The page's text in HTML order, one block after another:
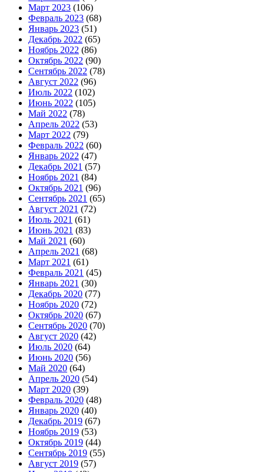
Март 2023 (106)
Февраль 2023 (68)
Январь 2023 (51)
Декабрь 2022 (65)
Ноябрь 2022 (86)
Октябрь 2022 (90)
Сентябрь 2022 (78)
Август 2022 (96)
Июль 2022 (102)
Июнь 2022 (105)
Май 2022 (78)
Апрель 2022 (53)
Март 2022 (79)
Февраль 2022 (60)
Январь 2022 (47)
Декабрь 2021 (57)
Ноябрь 2021 (84)
Октябрь 2021 (96)
Сентябрь 2021 (65)
Август 2021 (72)
Июль 2021 (61)
Июнь 2021 (83)
Май 2021 (60)
Апрель 2021 (68)
Март 2021 (61)
Февраль 2021 (45)
Январь 2021 (30)
Декабрь 2020 (77)
Ноябрь 2020 (72)
Октябрь 2020 (67)
Сентябрь 2020 (70)
Август 2020 (42)
Июль 2020 (64)
Июнь 2020 (56)
Май 2020 (64)
Апрель 2020 (54)
Март 2020 (39)
Февраль 2020 (48)
Январь 2020 (40)
Декабрь 2019 (67)
Ноябрь 2019 (53)
Октябрь 2019 (44)
Сентябрь 2019 (55)
Август 2019 (57)